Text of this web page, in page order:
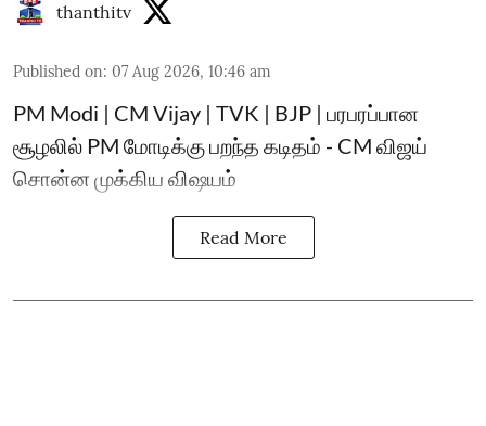
thanthitv
Published on: 07 Aug 2026, 10:46 am
PM Modi | CM Vijay | TVK | BJP | பரபரப்பான
சூழலில் PM மோடிக்கு பறந்த கடிதம் - CM விஜய்
சொன்ன முக்கிய விஷயம்
Read More